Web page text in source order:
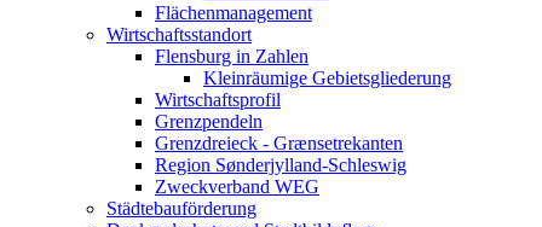
Flächenmanagement
Wirtschaftsstandort
Flensburg in Zahlen
Kleinräumige Gebietsgliederung
Wirtschaftsprofil
Grenzpendeln
Grenzdreieck - Grænsetrekanten
Region Sønderjylland-Schleswig
Zweckverband WEG
Städtebauförderung